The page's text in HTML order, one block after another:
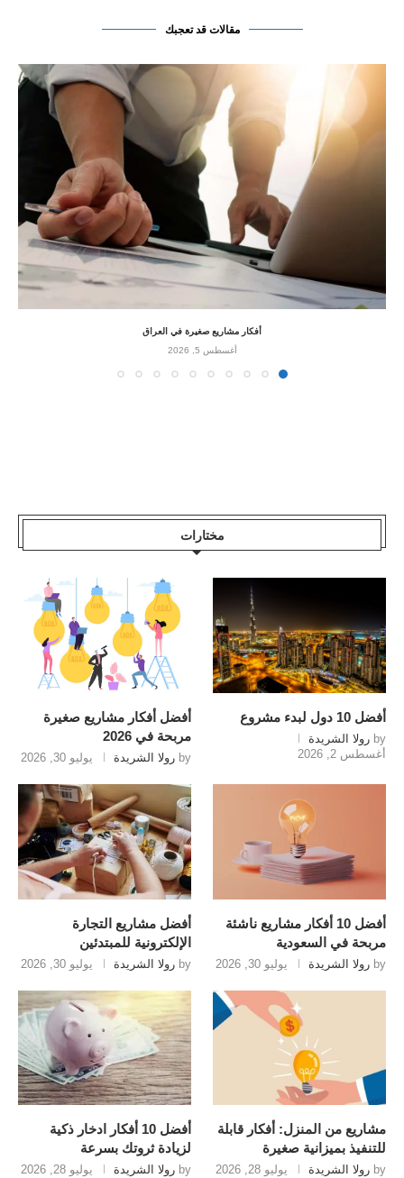
مقالات قد تعجبك
أفكار مشاريع صغيرة في العراق
أغسطس 5, 2026
مختارات
أفضل 10 دول لبدء مشروع
by رولا الشريدة
أغسطس 2, 2026
أفضل أفكار مشاريع صغيرة
مربحة في 2026
by رولا الشريدة يوليو 30, 2026
أفضل 10 أفكار مشاريع ناشئة
مربحة في السعودية
by رولا الشريدة يوليو 30, 2026
أفضل مشاريع التجارة
الإلكترونية للمبتدئين
by رولا الشريدة يوليو 30, 2026
مشاريع من المنزل: أفكار قابلة
للتنفيذ بميزانية صغيرة
by رولا الشريدة يوليو 28, 2026
أفضل 10 أفكار ادخار ذكية
لزيادة ثروتك بسرعة
by رولا الشريدة يوليو 28, 2026